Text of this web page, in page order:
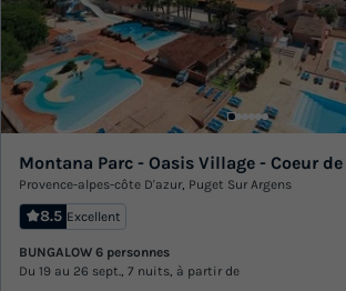
Montana Parc - Oasis Village - Coeur
Provence-alpes-côte D'azur, Puget Sur Argens
8.5 Excellent
BUNGALOW 6 personnes
Du 19 au 26 sept., 7 nuits, à partir de